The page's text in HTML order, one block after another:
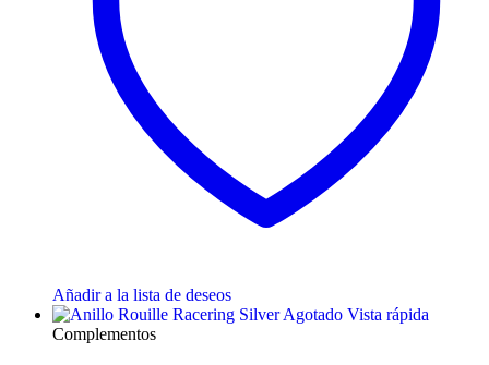
Añadir a la lista de deseos
Agotado Vista rápida
Complementos